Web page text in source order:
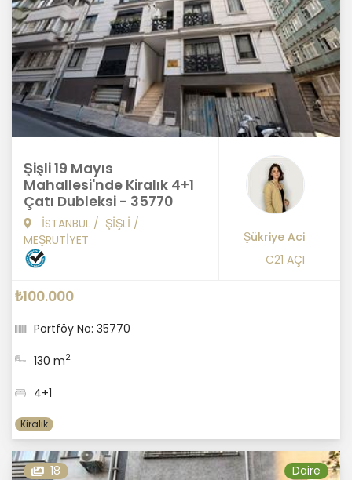
Şişli 19 Mayıs
Mahallesi'nde Kiralık 4+1
Çatı Dubleksi - 35770
İSTANBUL / ŞİŞLİ /
MEŞRUTİYET
Şükriye Aci
C21 AÇI
₺100.000
Portföy No: 35770
130 m2
4+1
Kiralık
18 Daire